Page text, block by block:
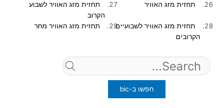
תחזית מזג האוויר
תחזית מזג האוויר לשבוע
הקרוב
תחזית מזג האוויר לשבועיים
הקרובים
תחזית מזג האוויר מחר
for: